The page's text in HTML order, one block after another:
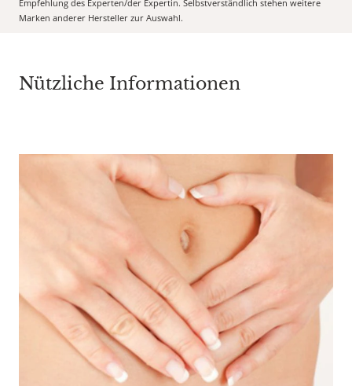
Empfehlung des Experten/der Expertin. Selbstverständlich stehen weitere
Marken anderer Hersteller zur Auswahl.
Nützliche Informationen